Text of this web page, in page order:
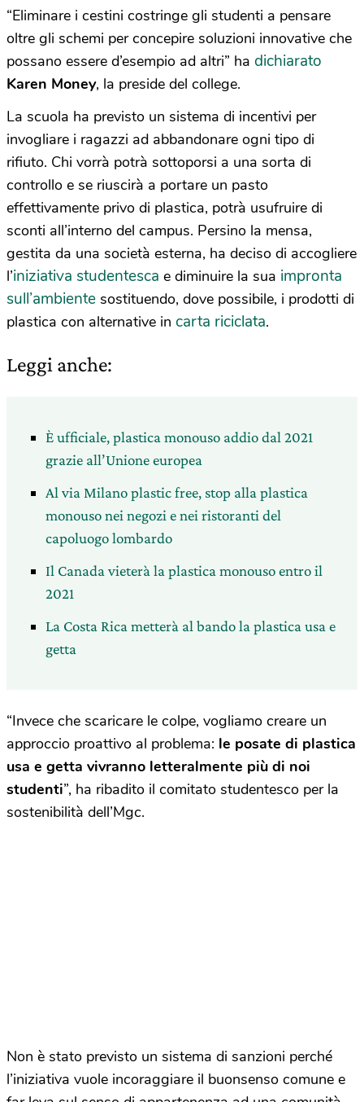
“Eliminare i cestini costringe gli studenti a pensare
oltre gli schemi per concepire soluzioni innovative che
possano essere d’esempio ad altri” ha dichiarato
Karen Money, la preside del college.
La scuola ha previsto un sistema di incentivi per
invogliare i ragazzi ad abbandonare ogni tipo di
rifiuto. Chi vorrà potrà sottoporsi a una sorta di
controllo e se riuscirà a portare un pasto
effettivamente privo di plastica, potrà usufruire di
sconti all’interno del campus. Persino la mensa,
gestita da una società esterna, ha deciso di accogliere
l’iniziativa studentesca e diminuire la sua impronta
sull’ambiente sostituendo, dove possibile, i prodotti di
plastica con alternative in carta riciclata.
Leggi anche:
È ufficiale, plastica monouso addio dal 2021
grazie all’Unione europea
Al via Milano plastic free, stop alla plastica
monouso nei negozi e nei ristoranti del
capoluogo lombardo
Il Canada vieterà la plastica monouso entro il
2021
La Costa Rica metterà al bando la plastica usa e
getta
“Invece che scaricare le colpe, vogliamo creare un
approccio proattivo al problema: le posate di plastica
usa e getta vivranno letteralmente più di noi
studenti”, ha ribadito il comitato studentesco per la
sostenibilità dell’Mgc.
Non è stato previsto un sistema di sanzioni perché
l’iniziativa vuole incoraggiare il buonsenso comune e